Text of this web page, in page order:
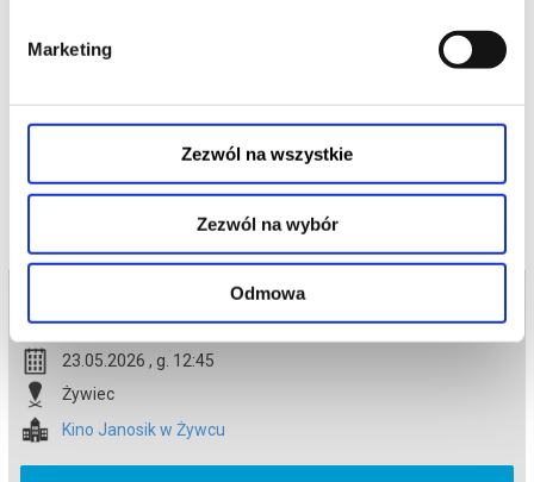
Marketing
Zezwól na wszystkie
Zezwól na wybór
Odmowa
sarkastyczny żółw i przebojowa skunksica.
Bezpieczne zakupy w Bilety24. W przypadku odwołania
wydarzenia, gwarantujemy automatyczny zwrot środków
23.05.2026 , g. 12:45 (sobota)
23.05.2026 , g. 12:45
Żywiec
Kino Janosik w Żywcu